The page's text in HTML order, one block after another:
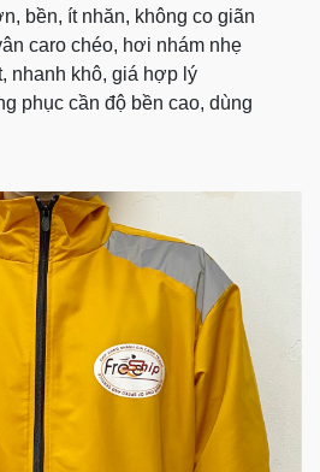
bền, ít nhăn, không co giãn
caro chéo, hơi nhám nhẹ
nhanh khô, giá hợp lý
phục cần độ bền cao, dùng